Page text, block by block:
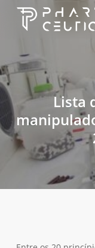
content
Carrinho
Lista